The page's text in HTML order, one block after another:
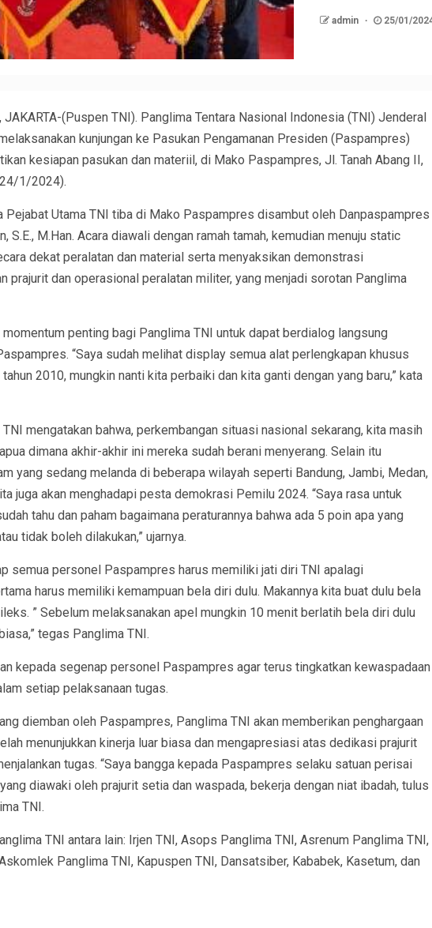
admin 25/01/
, JAKARTA-(Puspen TNI). Panglima Tentara Nasional Indonesia (TNI) Jenderal
kunjungan ke Pasukan Pengamanan Presiden (Paspampres)
kesiapan pasukan dan materiil, di Mako Paspampres, Jl. Tanah Abang II,
1/2024).
Pejabat Utama TNI tiba di Mako Paspampres disambut oleh Danpaspampres
S.E., M.Han. Acara diawali dengan ramah tamah, kemudian menuju static
dekat peralatan dan material serta menyaksikan demonstrasi
prajurit dan operasional peralatan militer, yang menjadi sorotan Panglima
momentum penting bagi Panglima TNI untuk dapat berdialog langsung
“Saya sudah melihat display semua alat perlengkapan khusus
2010, mungkin nanti kita perbaiki dan kita ganti dengan yang baru,” kata
mengatakan bahwa, perkembangan situasi nasional sekarang, kita masih
dimana akhir-akhir ini mereka sudah berani menyerang. Selain itu
yang sedang melanda di beberapa wilayah seperti Bandung, Jambi, Medan,
juga akan menghadapi pesta demokrasi Pemilu 2024. “Saya rasa untuk
tahu dan paham bagaimana peraturannya bahwa ada 5 poin apa yang
tidak boleh dilakukan,” ujarnya.
semua personel Paspampres harus memiliki jati diri TNI apalagi
harus memiliki kemampuan bela diri dulu. Makannya kita buat dulu bela
” Sebelum melaksanakan apel mungkin 10 menit berlatih bela diri dulu
tegas Panglima TNI.
kepada segenap personel Paspampres agar terus tingkatkan kewaspadaan
setiap pelaksanaan tugas.
diemban oleh Paspampres, Panglima TNI akan memberikan penghargaan
menunjukkan kinerja luar biasa dan mengapresiasi atas dedikasi prajurit
tugas. “Saya bangga kepada Paspampres selaku satuan perisai
diawaki oleh prajurit setia dan waspada, bekerja dengan niat ibadah, tulus
TNI.
TNI antara lain: Irjen TNI, Asops Panglima TNI, Asrenum Panglima TNI,
Panglima TNI, Kapuspen TNI, Dansatsiber, Kababek, Kasetum, dan